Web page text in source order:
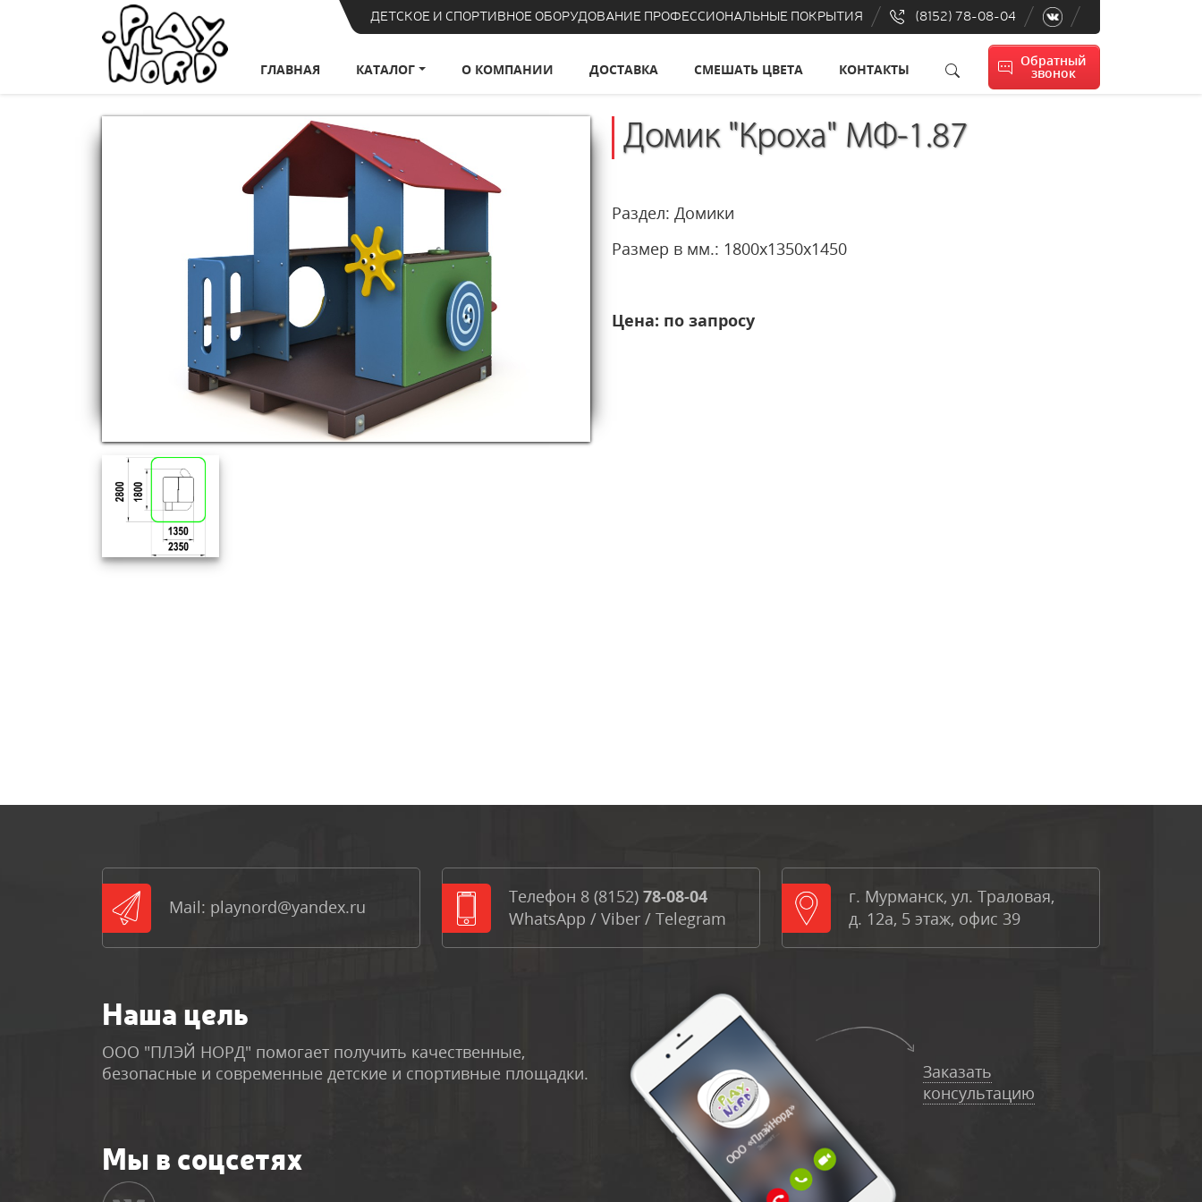
ДЕТСКОЕ И СПОРТИВНОЕ ОБОРУДОВАНИЕ ПРОФЕССИОНАЛЬНЫЕ ПОКРЫТИЯ (8152) 78-08-04
ГЛАВНАЯ КАТАЛОГ О КОМПАНИИ ДОСТАВКА СМЕШАТЬ ЦВЕТА КОНТАКТЫ Обратный
звонок
Домик "Кроха" МФ-1.87
Раздел: Домики
Размер в мм.: 1800х1350х1450
Цена: по запросу
Mail: playnord@yandex.ru Телефон 8 (8152) 78-08-04
WhatsApp / Viber / Telegram
г. Мурманск, ул. Траловая,
д. 12а, 5 этаж, офис 39
Наша цель
ООО "ПЛЭЙ НОРД" помогает получить качественные,
безопасные и современные детские и спортивные площадки.
Мы в соцсетях
Заказать
консультацию